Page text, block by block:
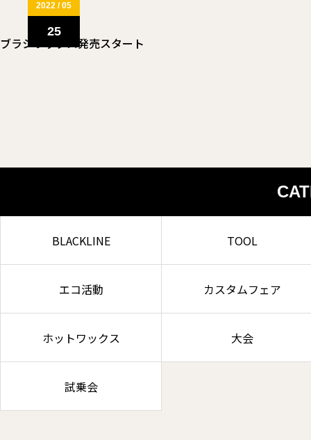
2022 / 05
25
ブラシワックス発売スタート
BLACKLINE TOOL
エコ活動 カスタムフェア
ホットワックス 大会
試乗会